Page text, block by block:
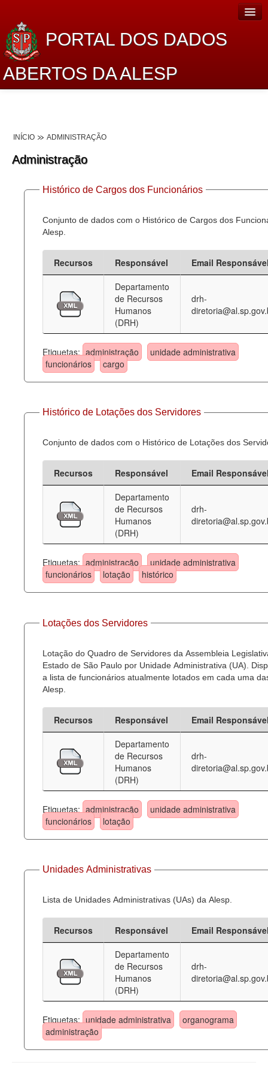
PORTAL DOS DADOS
ABERTOS DA ALESP
Dados Abertos Alesp
Lei de Acesso à Informação
Dados Governamentais Abertos
Planejamento
Catálogo de dados
Processo Legislativo
Administração
Legislação
Agenda
Perguntas frequentes
Contato
INÍCIO ADMINISTRAÇÃO
Administração
Histórico de Cargos dos Funcionários
Conjunto de dados com o Histórico de Cargos dos
Alesp.
Recursos Responsável
Email
Departamento
de Recursos
Humanos
(DRH)
drh-
Etiquetas: administração
unidade administrativa
funcionários
cargo
Histórico de Lotações dos Servidores
Conjunto de dados com o Histórico de Lotações dos
Recursos Responsável
Email
Departamento
de Recursos
Humanos
(DRH)
drh-
Etiquetas: administração
unidade administrativa
funcionários
lotação histórico
Lotações dos Servidores
Lotação do Quadro de Servidores da Assembleia
Estado de São Paulo por Unidade Administrativa (UA).
a lista de funcionários atualmente lotados em cada uma
Alesp.
Recursos Responsável
Email
Departamento
de Recursos
Humanos
(DRH)
drh-
Etiquetas: administração
unidade administrativa
funcionários
lotação
Unidades Administrativas
Lista de Unidades Administrativas (UAs) da Alesp.
Recursos Responsável
Email
Departamento
de Recursos
Humanos
(DRH)
drh-
Etiquetas: unidade administrativa
organograma
administração